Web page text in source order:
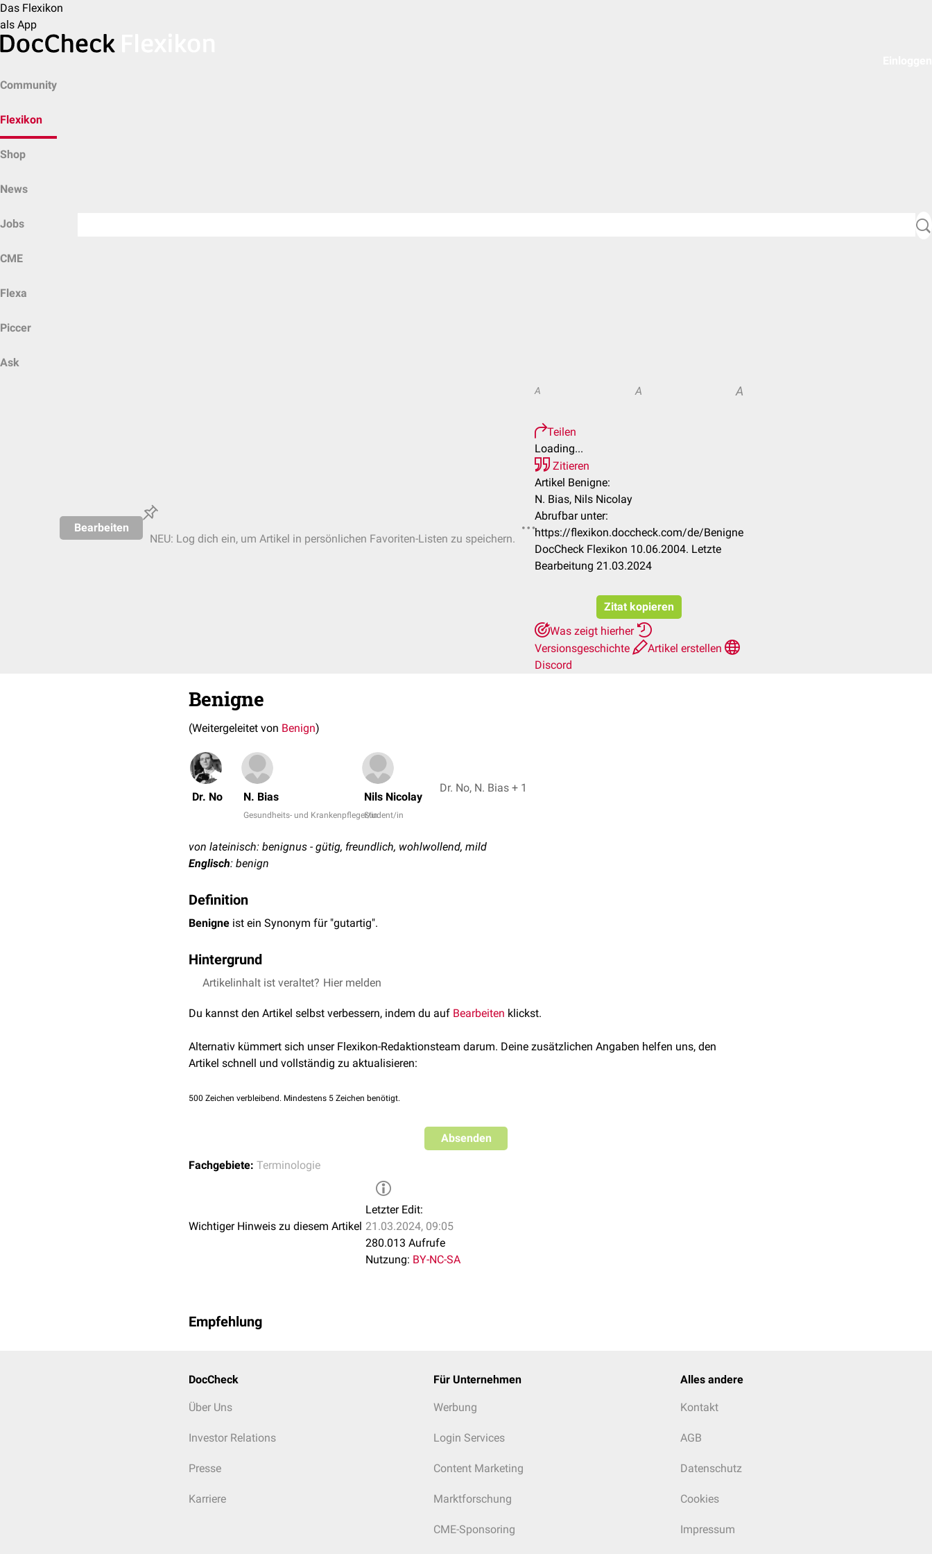
Das Flexikon
als App
Community
Flexikon
Shop
News
Jobs
CME
Flexa
Piccer
Ask
Bearbeiten
NEU: Log dich ein, um Artikel in persönlichen Favoriten-Listen zu speichern.
A A A
Teilen
Loading...
Zitieren
Artikel Benigne:
N. Bias, Nils Nicolay
Abrufbar unter:
https://flexikon.doccheck.com/de/Benigne
DocCheck Flexikon 10.06.2004. Letzte
Bearbeitung 21.03.2024
Zitat kopieren
Was zeigt hierher
Versionsgeschichte
Artikel erstellen
Discord
Benigne
(Weitergeleitet von Benign)
Dr. No N. Bias
Gesundheits- und Krankenpfleger/in
Nils Nicolay
Student/in
Dr. No, N. Bias + 1
von lateinisch: benignus - gütig, freundlich, wohlwollend, mild
Englisch: benign
Definition
Benigne ist ein Synonym für "gutartig".
Hintergrund
Unter "benigne" versteht man einen Krankheitsprozess, der keine Tendenz zur aggressiven Ausbreitung bzw.
verwendet und bezeichnet hier ein langsames, nicht-invasivesWachstum unter schrittweiser Verdrängung der
Das Gegenteil von "benigne" ist "maligne".
Artikelinhalt ist veraltet? Hier melden
Du kannst den Artikel selbst verbessern, indem du auf Bearbeiten klickst.
Alternativ kümmert sich unser Flexikon-Redaktionsteam darum. Deine zusätzlichen Angaben helfen uns, den
Artikel schnell und vollständig zu aktualisieren:
500 Zeichen verbleibend. Mindestens 5 Zeichen benötigt.
Absenden
Fachgebiete: Terminologie
Wichtiger Hinweis zu diesem Artikel
Letzter Edit:
21.03.2024, 09:05
280.013 Aufrufe
Nutzung: BY-NC-SA
Empfehlung
DocCheck
Über Uns
Investor Relations
Presse
Karriere
Für Unternehmen
Werbung
Login Services
Content Marketing
Marktforschung
CME-Sponsoring
Alles andere
Kontakt
AGB
Datenschutz
Cookies
Impressum